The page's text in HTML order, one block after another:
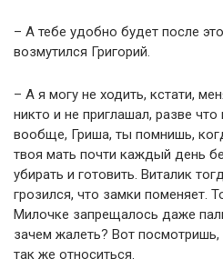
– А тебе удобно будет после
возмутился Григорий.
– А я могу не ходить, кстати,
никто и не приглашал, разве что
вообще, Гриша, ты помнишь,
твоя мать почти каждый день
убирать и готовить. Виталик
грозился, что замки поменяет.
Милочке запрещалось даже
зачем жалеть? Вот
так же относиться.